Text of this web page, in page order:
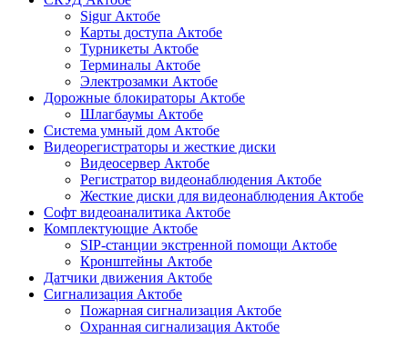
Sigur Актобе
Карты доступа Актобе
Турникеты Актобе
Терминалы Актобе
Электрозамки Актобе
Дорожные блокираторы Актобе
Шлагбаумы Актобе
Система умный дом Актобе
Видеорегистраторы и жесткие диски
Видеосервер Актобе
Регистратор видеонаблюдения Актобе
Жесткие диски для видеонаблюдения Актобе
Софт видеоаналитика Актобе
Комплектующие Актобе
SIP-станции экстренной помощи Актобе
Кронштейны Актобе
Датчики движения Актобе
Сигнализация Актобе
Пожарная сигнализация Актобе
Охранная сигнализация Актобе